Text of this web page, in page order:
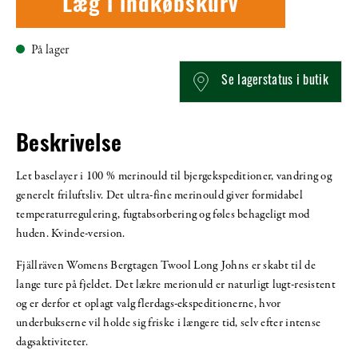
Læg i indkøbskurv
På lager
Se lagerstatus i butik
Beskrivelse
Let baselayer i 100 % merinould til bjergekspeditioner, vandring og
generelt friluftsliv. Det ultra-fine merinould giver formidabel
temperaturregulering, fugtabsorbering og føles behageligt mod
huden. Kvinde-version.
Fjällräven Womens Bergtagen Twool Long Johns er skabt til de
lange ture på fjeldet. Det lækre merionuld er naturligt lugt-resistent
og er derfor et oplagt valg flerdags-ekspeditionerne, hvor
underbukserne vil holde sig friske i længere tid, selv efter intense
dagsaktiviteter.